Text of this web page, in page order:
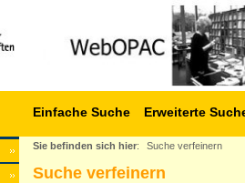
Einfache Suche Erweiterte
Sie befinden sich hier: Suche verfeinern
Suche verfeinern